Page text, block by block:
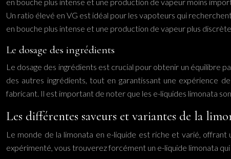
Un ratio élevé en VG est idéal pour les vapoteurs qui
en bouche plus intense et une production de vapeur plus
Le dosage des ingrédients
Le dosage des ingrédients est crucial pour obtenir un équilibre
des autres ingrédients, tout en garantissant une expérience
fabricant. Il est important de noter que les e-liquides limonata
Les différentes saveurs et variantes de la
Le monde de la limonata en e-liquide est riche et varié,
expérimenté, vous trouverez forcément un e-liquide limonata